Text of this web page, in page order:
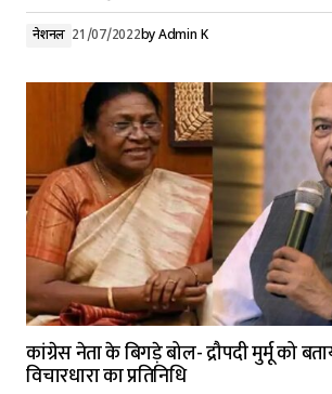
नेशनल 21/07/2022byAdmin K
कांग्रेस नेता के बिगड़े बोल- द्रौपदी मुर्मू को
विचारधारा का प्रतिनिधि